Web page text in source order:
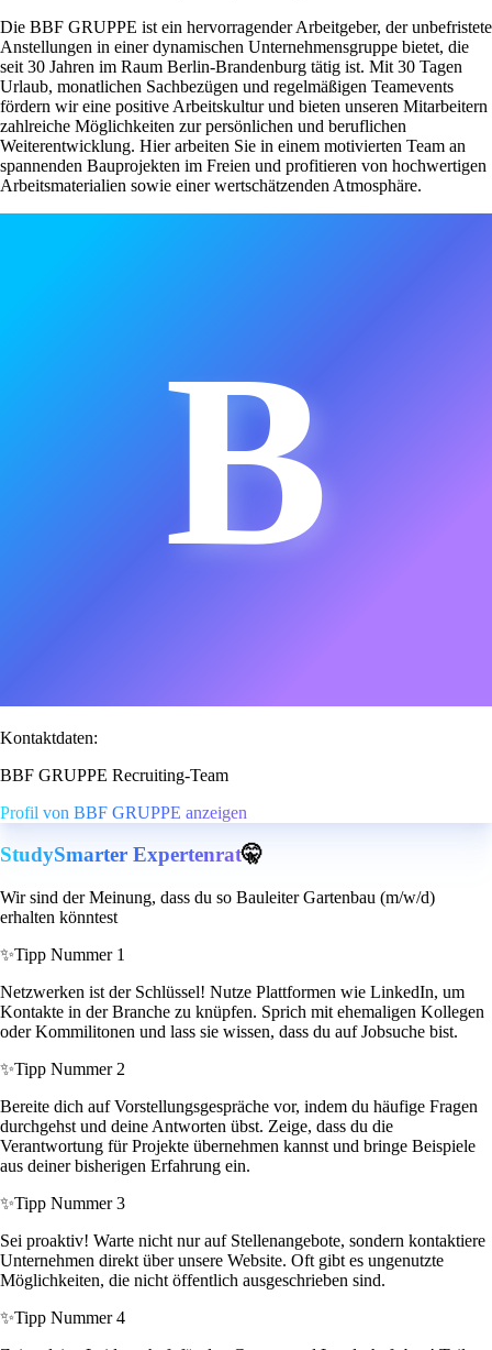
Die BBF GRUPPE ist ein hervorragender Arbeitgeber, der unbefristete
Anstellungen in einer dynamischen Unternehmensgruppe bietet, die
seit 30 Jahren im Raum Berlin-Brandenburg tätig ist. Mit 30 Tagen
Urlaub, monatlichen Sachbezügen und regelmäßigen Teamevents
fördern wir eine positive Arbeitskultur und bieten unseren Mitarbeitern
zahlreiche Möglichkeiten zur persönlichen und beruflichen
Weiterentwicklung. Hier arbeiten Sie in einem motivierten Team an
spannenden Bauprojekten im Freien und profitieren von hochwertigen
Arbeitsmaterialien sowie einer wertschätzenden Atmosphäre.
B
Kontaktdaten:
BBF GRUPPE Recruiting-Team
Profil von BBF GRUPPE anzeigen
StudySmarter Expertenrat🤫
Wir sind der Meinung, dass du so Bauleiter Gartenbau (m/w/d)
erhalten könntest
✨Tipp Nummer 1
Netzwerken ist der Schlüssel! Nutze Plattformen wie LinkedIn, um
Kontakte in der Branche zu knüpfen. Sprich mit ehemaligen Kollegen
oder Kommilitonen und lass sie wissen, dass du auf Jobsuche bist.
✨Tipp Nummer 2
Bereite dich auf Vorstellungsgespräche vor, indem du häufige Fragen
durchgehst und deine Antworten übst. Zeige, dass du die
Verantwortung für Projekte übernehmen kannst und bringe Beispiele
aus deiner bisherigen Erfahrung ein.
✨Tipp Nummer 3
Sei proaktiv! Warte nicht nur auf Stellenangebote, sondern kontaktiere
Unternehmen direkt über unsere Website. Oft gibt es ungenutzte
Möglichkeiten, die nicht öffentlich ausgeschrieben sind.
✨Tipp Nummer 4